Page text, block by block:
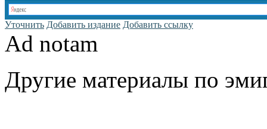
Уточнить Добавить издание Добавить ссылку
Ad notam
Другие материалы по